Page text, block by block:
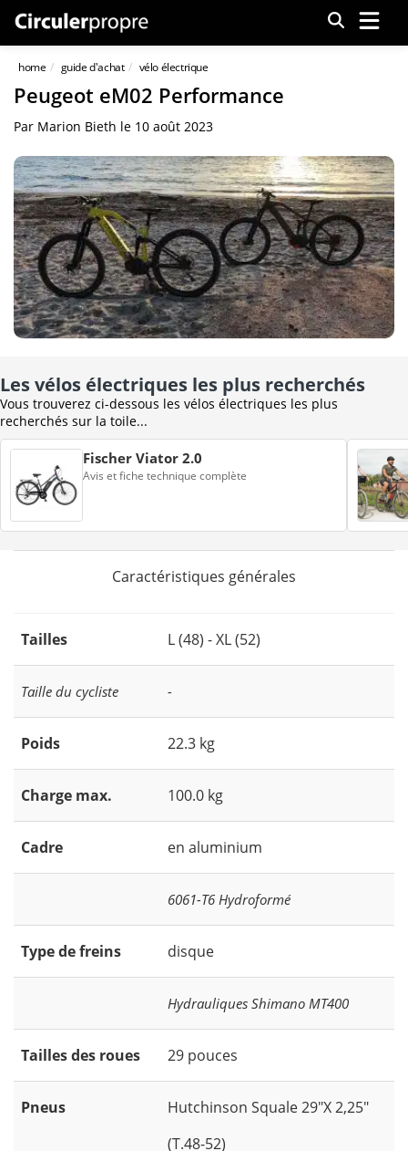
Menu
home guide d'achat vélo électrique
Peugeot eM02 Performance
Par Marion Bieth le 10 août 2023
Les vélos électriques les plus recherchés
Vous trouverez ci-dessous les vélos électriques les plus
recherchés sur la toile...
Fischer Viator 2.0
Avis et fiche technique complète
Caractéristiques générales
Tailles L (48) - XL (52)
Taille du cycliste -
Poids 22.3 kg
Charge max. 100.0 kg
Cadre en aluminium
6061-T6 Hydroformé
Type de freins disque
Hydrauliques Shimano MT400
Tailles des roues 29 pouces
Pneus
Hutchinson Squale 29"X 2,25"
(T.48-52)